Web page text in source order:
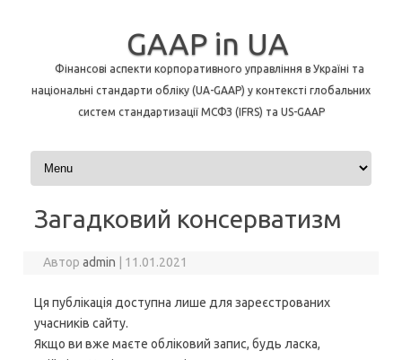
GAAP in UA
Фінансові аспекти корпоративного управління в Україні та
національні стандарти обліку (UA-GAAP) у контексті глобальних
систем стандартизації МСФЗ (IFRS) та US-GAAP
Перейти до контенту
Загадковий консерватизм
Авторadmin 11.01.2021
Ця публікація доступна лише для зареєстрованих
учасників сайту.
Якщо ви вже маєте обліковий запис, будь ласка,